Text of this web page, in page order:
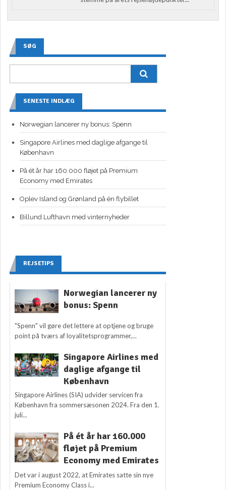
SØG
SENESTE INDLÆG
Norwegian lancerer ny bonus: Spenn
Singapore Airlines med daglige afgange til
København
På ét år har 160.000 fløjet på Premium
Economy med Emirates
Oplev Island og Grønland på én flybillet
Billund Lufthavn med vinternyheder
REJSETIPS
Norwegian lancerer ny
bonus: Spenn
"Spenn" vil gøre det lettere at optjene og bruge
point på tværs af loyalitetsprogrammer,...
Singapore Airlines med
daglige afgange til
København
Singapore Airlines (SIA) udvider servicen fra
København fra sommersæsonen 2024. Fra den 1.
juli...
På ét år har 160.000
fløjet på Premium
Economy med Emirates
Det var i august 2022, at Emirates satte sin nye
Premium Economy Class i...